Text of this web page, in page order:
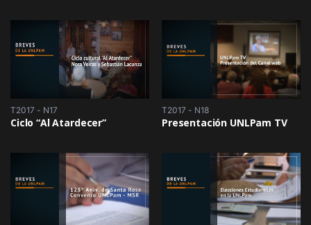
T2017 - N17
Ciclo “Al Atardecer”
T2017 - N18
Presentación UNLPam TV